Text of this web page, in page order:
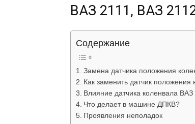
ВАЗ 2111, ВАЗ
Содержание
Замена датчика положения
Как заменить датчик
Влияние датчика коленвала
Что делает в машине ДПКВ?
Проявления неполадок